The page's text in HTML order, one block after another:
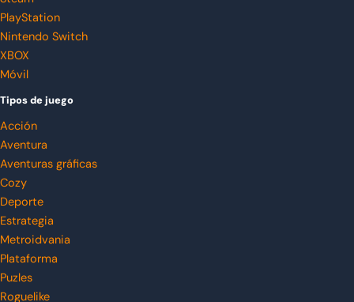
PlayStation
Nintendo Switch
XBOX
Móvil
Tipos de juego
Acción
Aventura
Aventuras gráficas
Cozy
Deporte
Estrategia
Metroidvania
Plataforma
Puzles
Roguelike